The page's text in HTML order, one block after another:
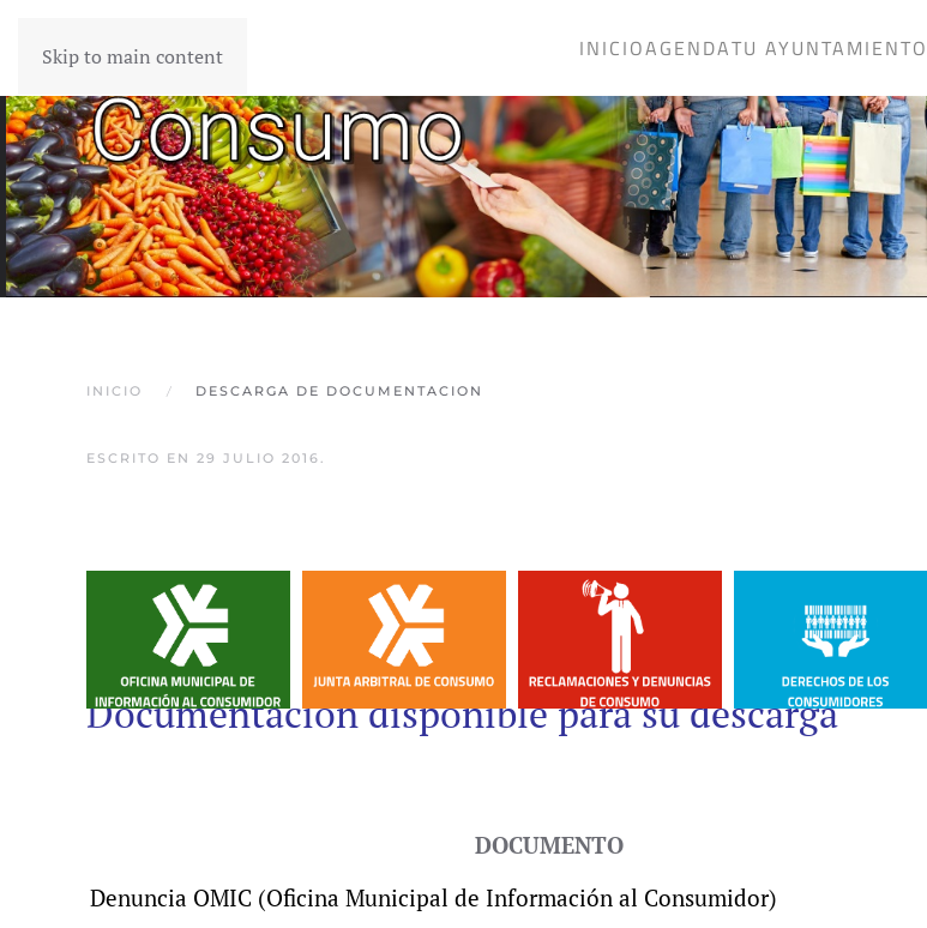
Skip to main content INICIOAGENDATU AYUNTAMIENTO
INICIO DESCARGA DE DOCUMENTACION
ESCRITO EN 29 JULIO 2016.
Documentación disponible para su descarga
DOCUMENTO
Denuncia OMIC (Oficina Municipal de Información al Consumidor)